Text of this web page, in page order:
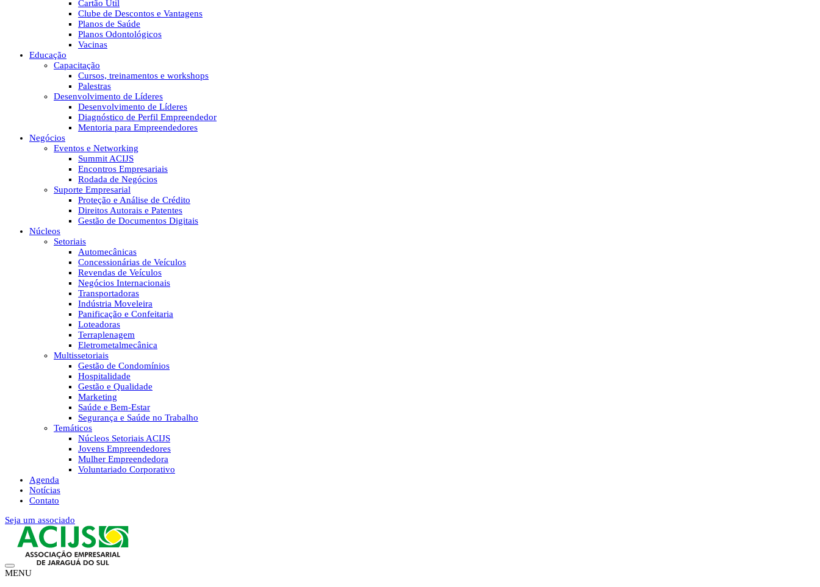
Cartão Útil
Clube de Descontos e Vantagens
Planos de Saúde
Planos Odontológicos
Vacinas
Educação
Capacitação
Cursos, treinamentos e workshops
Palestras
Desenvolvimento de Líderes
Desenvolvimento de Líderes
Diagnóstico de Perfil Empreendedor
Mentoria para Empreendedores
Negócios
Eventos e Networking
Summit ACIJS
Encontros Empresariais
Rodada de Negócios
Suporte Empresarial
Proteção e Análise de Crédito
Direitos Autorais e Patentes
Gestão de Documentos Digitais
Núcleos
Setoriais
Automecânicas
Concessionárias de Veículos
Revendas de Veículos
Negócios Internacionais
Transportadoras
Indústria Moveleira
Panificação e Confeitaria
Loteadoras
Terraplenagem
Eletrometalmecânica
Multissetoriais
Gestão de Condomínios
Hospitalidade
Gestão e Qualidade
Marketing
Saúde e Bem-Estar
Segurança e Saúde no Trabalho
Temáticos
Núcleos Setoriais ACIJS
Jovens Empreendedores
Mulher Empreendedora
Voluntariado Corporativo
Agenda
Notícias
Contato
Seja um associado
MENU